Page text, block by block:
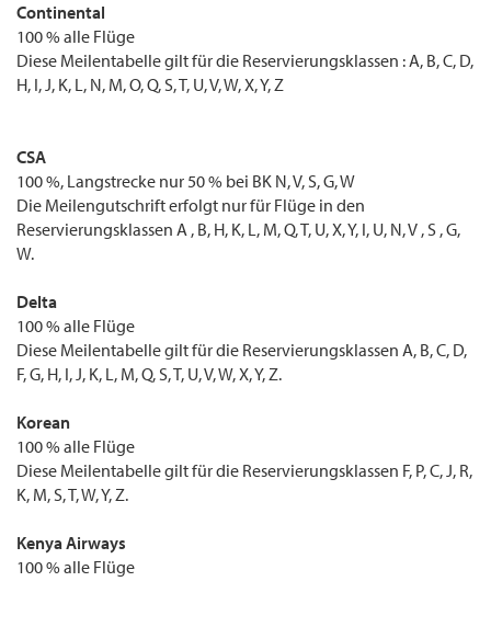
Continental
100 % alle Flüge
Diese Meilentabelle gilt für die Reservierungsklassen : A, B, C, D,
H, I, J, K, L, N, M, O, Q, S, T, U, V, W, X, Y, Z
CSA
100 %, Langstrecke nur 50 % bei BK N, V, S, G, W
Die Meilengutschrift erfolgt nur für Flüge in den
Reservierungsklassen A , B, H, K, L, M, Q, T, U, X, Y, I, U, N, V , S , G,
W.
Delta
100 % alle Flüge
Diese Meilentabelle gilt für die Reservierungsklassen A, B, C, D,
F, G, H, I, J, K, L, M, Q, S, T, U, V, W, X, Y, Z.
Korean
100 % alle Flüge
Diese Meilentabelle gilt für die Reservierungsklassen F, P, C, J, R,
K, M, S, T, W, Y, Z.
Kenya Airways
100 % alle Flüge